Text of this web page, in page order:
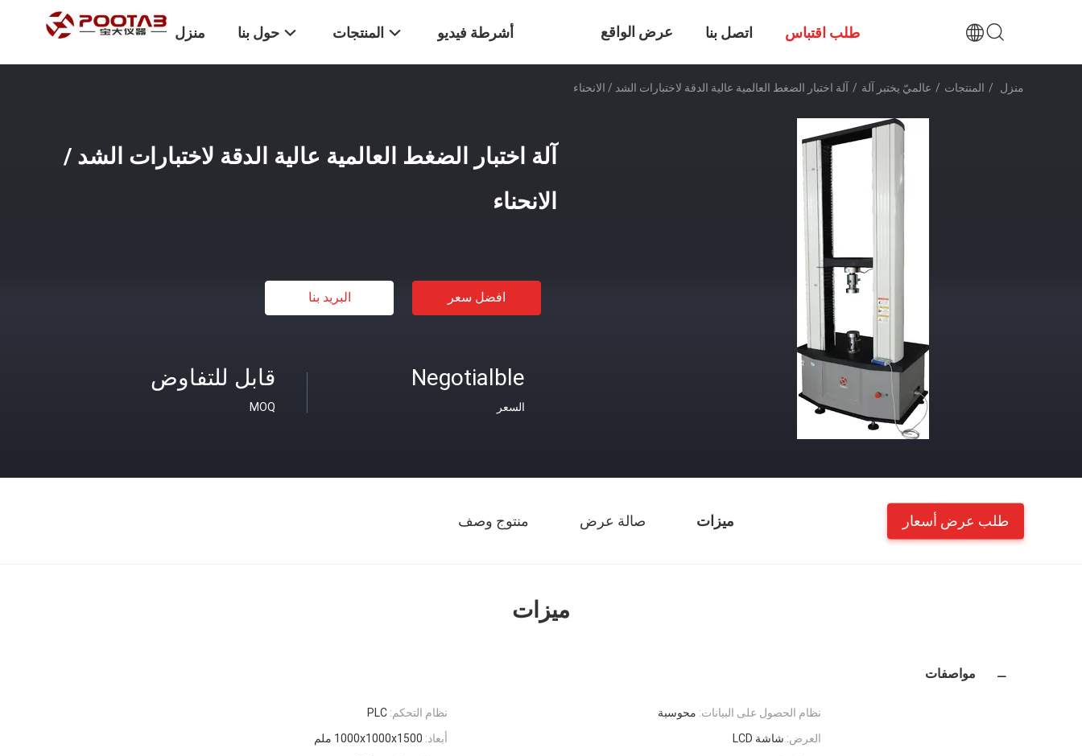
منزل حول بنا المنتجات أشرطة فيديو عرض الواقع
الافتراضي
اتصل بنا طلب اقتباس
منزل / المنتجات / عالميّ يختبر آلة / آلة اختبار الضغط العالمية عالية الدقة لاختبارات الشد / الانحناء
آلة اختبار الضغط العالمية عالية الدقة لاختبارات الشد /
الانحناء
افضل سعر البريد بنا
قابل للتفاوض
MOQ
Negotialble
السعر
ميزات صالة عرض منتوج وصف طلب عرض أسعار
ميزات
مواصفات
نظام التحكم: PLC نظام الحصول على البيانات: محوسبة
أبعاد: 1000x1000x1500 ملم العرض: شاشة LCD